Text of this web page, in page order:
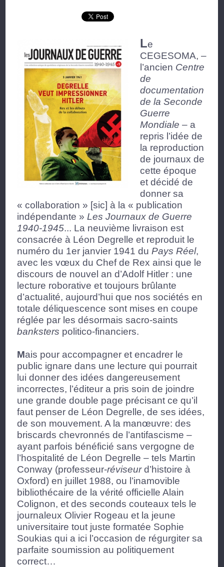
Le
CEGESOMA, –
l’ancien Centre
de
documentation
de la Seconde
Guerre
Mondiale– a
repris l’idée de
la reproduction
de journaux de
cette époque
et décidé de
donner sa
« collaboration » [sic] à la « publication
indépendante »Les Journaux de Guerre
1940-1945... La neuvième livraison est
consacrée à Léon Degrelle et reproduit le
numéro du 1er janvier 1941 duPays Réel,
avec les vœux du Chef de Rex ainsi que le
discours de nouvel an d’Adolf Hitler : une
lecture roborative et toujours brûlante
d’actualité, aujourd’hui que nos sociétés en
totale déliquescence sont mises en coupe
réglée par les désormais sacro-saints
banksters politico-financiers.
Mais pour accompagner et encadrer le
public ignare dans une lecture qui pourrait
lui donner des idées dangereusement
incorrectes, l’éditeur a pris soin de joindre
une grande double page précisant ce qu’il
faut penser de Léon Degrelle, de ses idées,
de son mouvement. A la manœuvre: des
briscards chevronnés de l’antifascisme –
ayant parfois bénéficié sans vergogne de
l’hospitalité de Léon Degrelle – tels Martin
Conway (professeur-réviseurd’histoire à
Oxford) en juillet 1988, ou l’inamovible
bibliothécaire de la vérité officielle Alain
Colignon, et des seconds couteaux tels le
journaleux Olivier Rogeau et la jeune
universitaire tout juste formatée Sophie
Soukias qui a ici l’occasion de régurgiter sa
parfaite soumission au politiquement
correct…